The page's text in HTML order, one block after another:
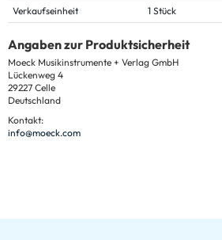
Verkaufseinheit
1 Stück
Angaben zur Produktsicherheit
Moeck Musikinstrumente + Verlag GmbH
Lückenweg 4
29227 Celle
Deutschland
Kontakt:
info@moeck.com